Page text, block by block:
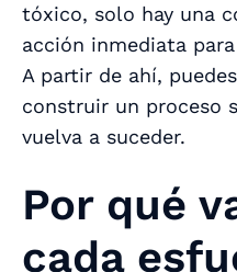
tóxico, solo hay una
acción inmediata
A partir de ahí,
construir un proceso
vuelva a suceder.
Por qué
cada